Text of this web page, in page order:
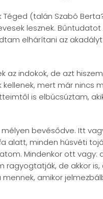
(talán Szabó
lesznek. Bűntudatot
elhárítani az
az indokok, de azt
mert már nincs
is elbúcsúztam,
bevésődve. Itt
alatt, minden húsvéti
Mindenkor ott vagy:
ragyogtatják, de akkor
amikor